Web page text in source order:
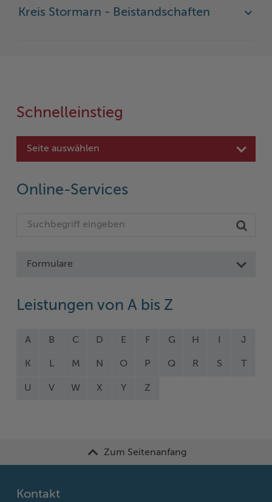
Kreis Stormarn - Beistandschaften
Schnelleinstieg
Seite auswählen
Online-Services
Formulare
Leistungen von A bis Z
A B C D E F G H J
K L M N O P Q R S
U V W X Y Z
Zum Seitenanfang
Kontakt